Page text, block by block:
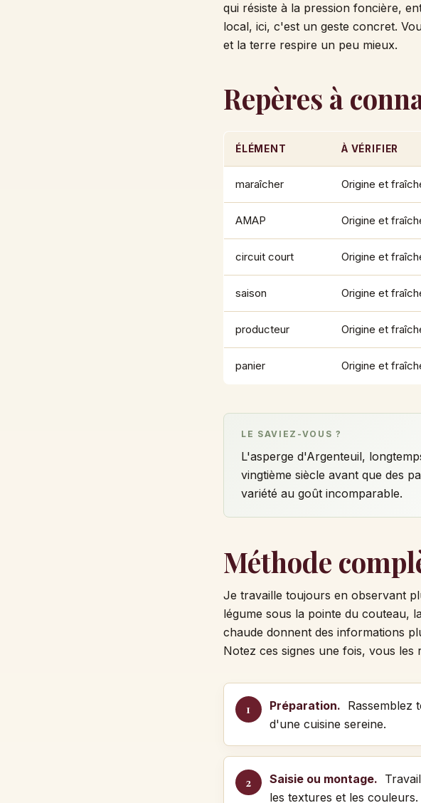
qui résiste à la pression foncière,
local, ici, c'est un geste concret.
et la terre respire un peu mieux.
Repères à
ÉLÉMENT À VÉRIFIER
maraîcher Origine et
AMAP Origine et
circuit court Origine et
saison Origine et
producteur Origine et
panier Origine et
LE SAVIEZ-VOUS ?
L'asperge d'Argenteuil,
vingtième siècle avant que des
variété au goût incomparable.
Méthode
Je travaille toujours en observant
légume sous la pointe du couteau,
chaude donnent des informations
Notez ces signes une fois, vous
Préparation. Rassemblez
d'une cuisine sereine.
Saisie ou montage.
les textures et les couleurs.